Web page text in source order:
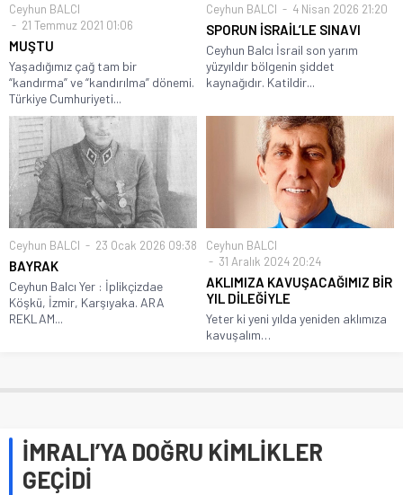
Ceyhun BALCI
21 Temmuz 2021 01:06
MUŞTU
Yaşadığımız çağ tam bir
“kandırma” ve “kandırılma” dönemi.
Türkiye Cumhuriyeti...
Ceyhun BALCI 4 Nisan 2026 21:20
SPORUN İSRAİL’LE SINAVI
Ceyhun Balcı İsrail son yarım
yüzyıldır bölgenin şiddet
kaynağıdır. Katildir...
Ceyhun BALCI 23 Ocak 2026 09:38
BAYRAK
Ceyhun Balcı Yer : İplikçizdae
Köşkü, İzmir, Karşıyaka. ARA
REKLAM...
Ceyhun BALCI
31 Aralık 2024 20:24
AKLIMIZA KAVUŞACAĞIMIZ BİR
YIL DİLEĞİYLE
Yeter ki yeni yılda yeniden aklımıza
kavuşalım…
İMRALI’YA DOĞRU KİMLİKLER
GEÇİDİ